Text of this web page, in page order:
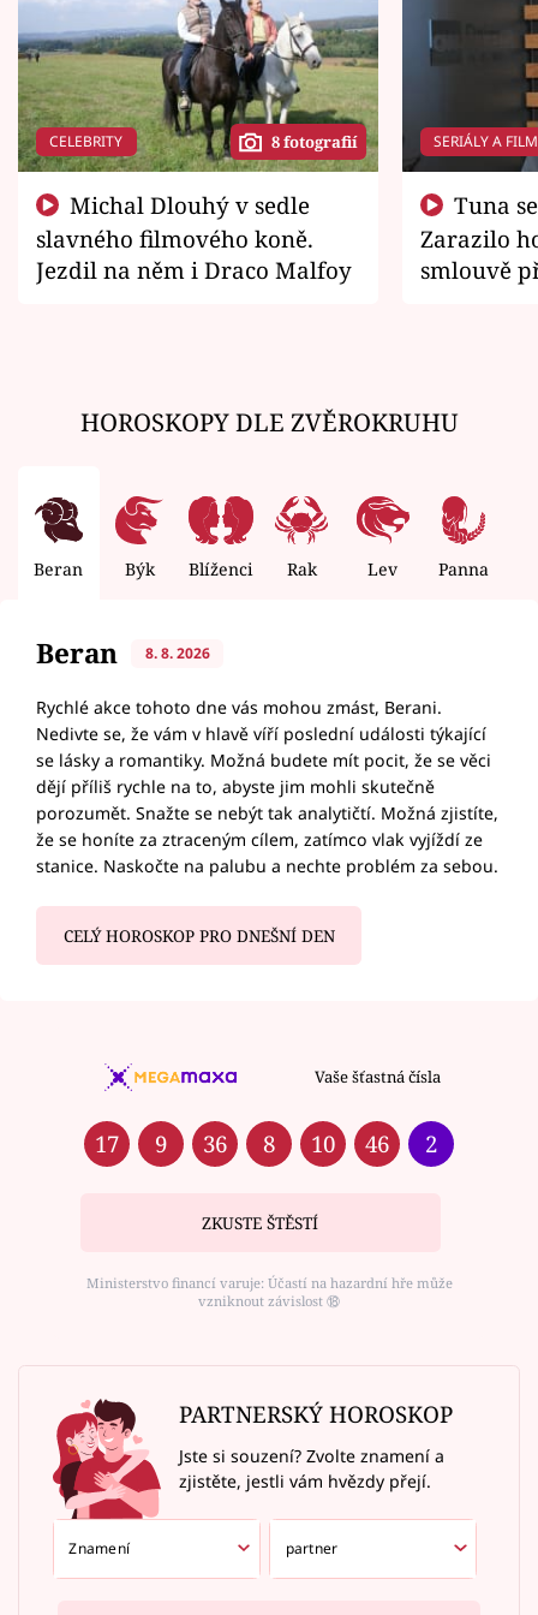
CELEBRITY 8 fotografií
slavného filmového koně.
Jezdil na něm i Draco Malfoy
SERIÁLY A
Zarazilo
smlouvě
HOROSKOPY DLE ZVĚROKRUHU
Beran Býk Blíženci Rak Lev Panna
Beran 8. 8. 2026
Rychlé akce tohoto dne vás mohou zmást, Berani.
Nedivte se, že vám v hlavě víří poslední události týkající
se lásky a romantiky. Možná budete mít pocit, že se věci
dějí příliš rychle na to, abyste jim mohli skutečně
porozumět. Snažte se nebýt tak analytičtí. Možná zjistíte,
že se honíte za ztraceným cílem, zatímco vlak vyjíždí ze
stanice. Naskočte na palubu a nechte problém za sebou.
CELÝ HOROSKOP PRO DNEŠNÍ DEN
Vaše šťastná čísla
17 9 36 8 10 46 2
ZKUSTE ŠTĚSTÍ
Ministerstvo financí varuje: Účastí na hazardní hře může
vzniknout závislost ⑱
PARTNERSKÝ HOROSKOP
Jste si souzení? Zvolte znamení a
zjistěte, jestli vám hvězdy přejí.